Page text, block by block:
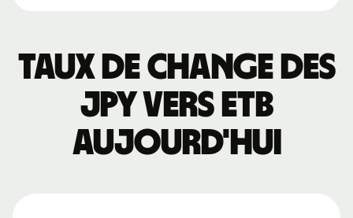
Taux de change des
JPY vers ETB
aujourd'hui